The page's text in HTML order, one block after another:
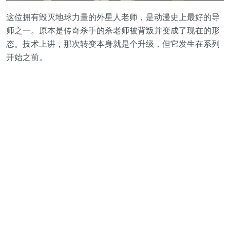
这位拥有毁灭地球力量的外星人老师，是动漫史上最好的导
师之一。原本是传奇杀手的杀老师被背叛并变成了现在的形
态。技术上讲，那次转变本身就是个升级，但它发生在系列
开始之前。